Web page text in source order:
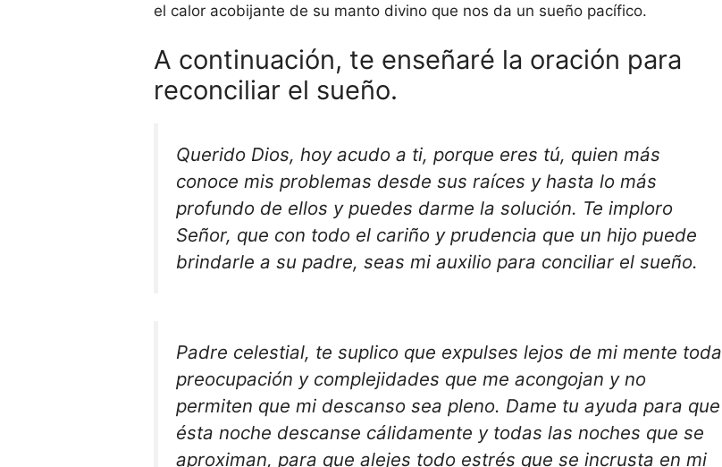
el calor acobijante de su manto divino que nos da un sueño pacífico.
A continuación, te enseñaré la oración para
reconciliar el sueño.
Querido Dios, hoy acudo a ti, porque eres tú, quien más
conoce mis problemas desde sus raíces y hasta lo más
profundo de ellos y puedes darme la solución. Te imploro
Señor, que con todo el cariño y prudencia que un hijo puede
brindarle a su padre, seas mi auxilio para conciliar el sueño.
Padre celestial, te suplico que expulses lejos de mi mente toda
preocupación y complejidades que me acongojan y no
permiten que mi descanso sea pleno. Dame tu ayuda para que
ésta noche descanse cálidamente y todas las noches que se
aproximan, para que alejes todo estrés que se incrusta en mi